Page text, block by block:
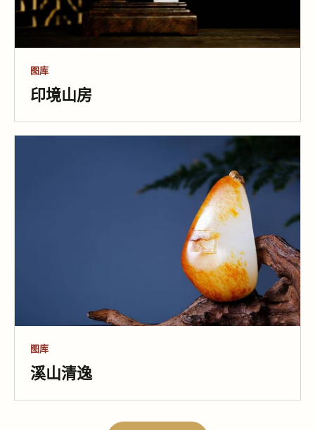
图库
印境山房
图库
溪山清逸